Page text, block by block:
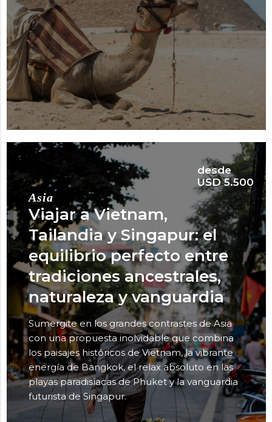
desde
USD 5.500
Asia
Viajar a Vietnam,
Tailandia y Singapur: el
equilibrio perfecto entre
tradiciones ancestrales,
naturaleza y vanguardia
Sumergite en los grandes contrastes de Asia
con una propuesta inolvidable que combina
los paisajes históricos de Vietnam, la vibrante
energía de Bangkok, el relax absoluto en las
playas paradisíacas de Phuket y la vanguardia
futurista de Singapur.